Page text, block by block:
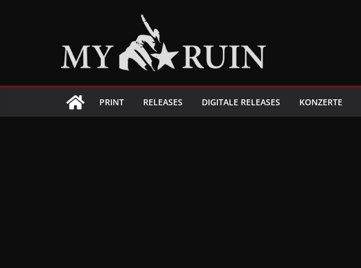
PRINT RELEASES DIGITALE RELEASES KONZERTE